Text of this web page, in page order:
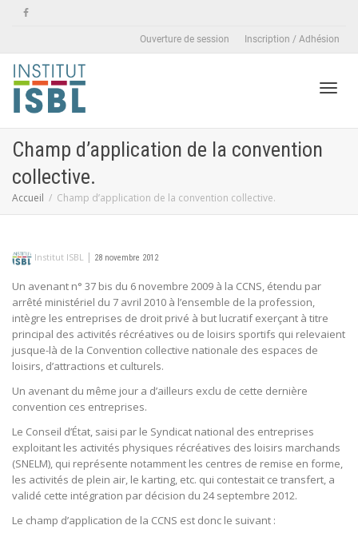
Ouverture de session Inscription / Adhésion
Champ d’application de la convention
collective.
Accueil Champ d’application de la convention collective.
Institut ISBL | 28 novembre 2012
Un avenant n° 37 bis du 6 novembre 2009 à la CCNS, étendu par
arrêté ministériel du 7 avril 2010 à l’ensemble de la profession,
intègre les entreprises de droit privé à but lucratif exerçant à titre
principal des activités récréatives ou de loisirs sportifs qui relevaient
jusque-là de la Convention collective nationale des espaces de
loisirs, d’attractions et culturels.
Un avenant du même jour a d’ailleurs exclu de cette dernière
convention ces entreprises.
Le Conseil d’État, saisi par le Syndicat national des entreprises
exploitant les activités physiques récréatives des loisirs marchands
(SNELM), qui représente notamment les centres de remise en forme,
les activités de plein air, le karting, etc. qui contestait ce transfert, a
validé cette intégration par décision du 24 septembre 2012.
Le champ d’application de la CCNS est donc le suivant :